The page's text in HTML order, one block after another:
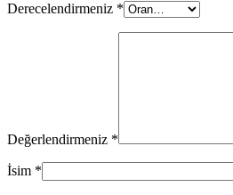
Derecelendirmeniz *
Değerlendirmeniz *
İsim *